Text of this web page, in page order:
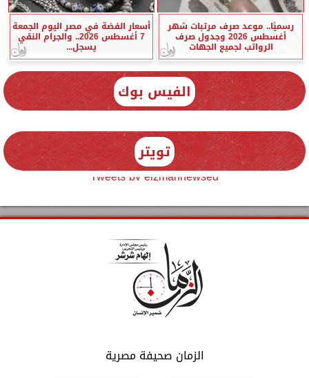
رسميًا.. موعد صرف مرتبات شهر
أغسطس 2026 وجدول صرف
الرواتب لجميع الجهات
أسعار الفضة في مصر اليوم الجمعة
7 أغسطس 2026.. والجرام النقي
يسجل...
الفيس بوك
تويتر
Tweets by elzmannewseg
الزمان صحيفة مصرية